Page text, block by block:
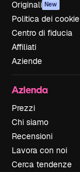
Originali New
Politica dei cookie
Centro di fiducia
Affiliati
Aziende
Azienda
Prezzi
Chi siamo
Recensioni
Lavora con noi
Cerca tendenze